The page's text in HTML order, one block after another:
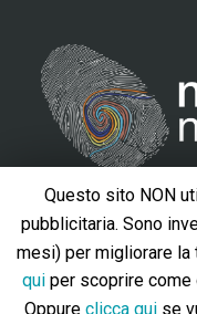
Contacts
Università degli Studi
19 - 00146 – Roma
Questo sito NON
pubblicitaria. Sono
mesi) per migliorare la
quiper scoprire come
Oppure clicca qui se